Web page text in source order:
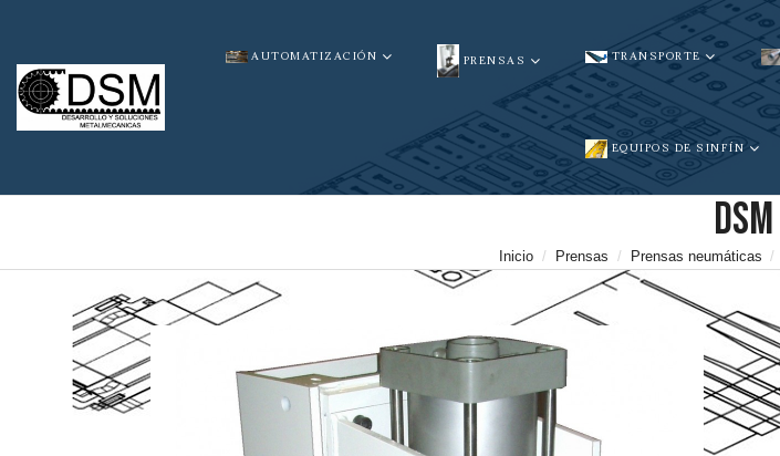
AUTOMATIZACIÓN PRENSAS TRANSPORTE
EQUIPOS DE SINFÍN
DSM
Inicio Prensas Prensas neumáticas